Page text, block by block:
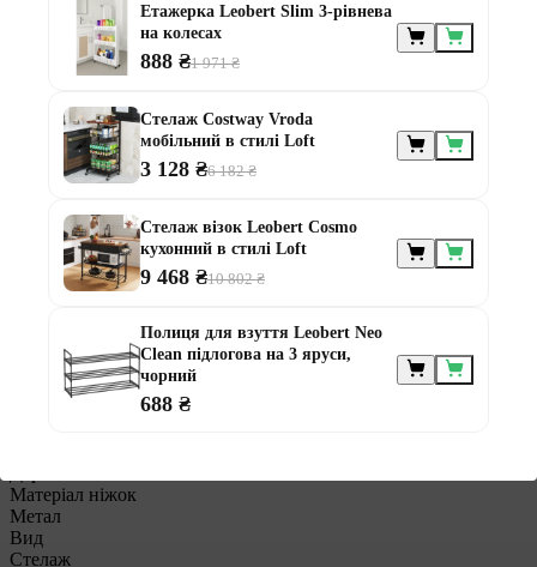
Країна реєстрації бренду
Вага, кг
Джерело живлення
Матеріал
Дерево
Призначення
Глибина, см
Матеріал ніжок
Метал
Вид
Стелаж
Етажерка Leobert Slim 3-рівнева
на колесах
888 ₴1 971 ₴
Стелаж Costway Vroda
мобільний в стилі Loft
3 128 ₴6 182 ₴
Стелаж візок Leobert Cosmo
кухонний в стилі Loft
9 468 ₴10 802 ₴
Полиця для взуття Leobert Neo
Clean підлогова на 3 яруси,
чорний
688 ₴